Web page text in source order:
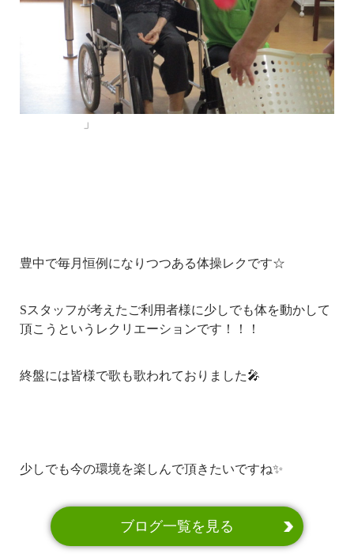
」
豊中で毎月恒例になりつつある体操レクです☆
Sスタッフが考えたご利用者様に少しでも体を動かして
頂こうというレクリエーションです！！！
終盤には皆様で歌も歌われておりました🎤
少しでも今の環境を楽しんで頂きたいですね✨
ブログ一覧を見る